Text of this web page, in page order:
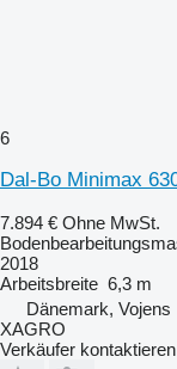
6
Dal-Bo Minimax
7.894 € Ohne MwSt.
2018
Arbeitsbreite 6,3 m
Dänemark, Vojens
XAGRO
Verkäufer kontaktieren